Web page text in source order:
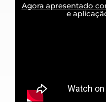
Agora apresentado
e